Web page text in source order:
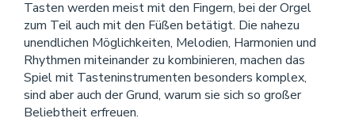
Tasten werden meist mit den Fingern, bei der Orgel
zum Teil auch mit den Füßen betätigt. Die nahezu
unendlichen Möglichkeiten, Melodien, Harmonien und
Rhythmen miteinander zu kombinieren, machen das
Spiel mit Tasteninstrumenten besonders komplex,
sind aber auch der Grund, warum sie sich so großer
Beliebtheit erfreuen.